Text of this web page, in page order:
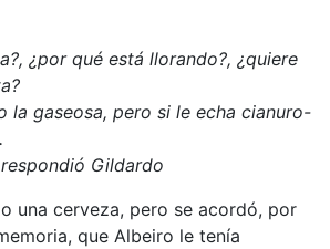
¿por qué está llorando?, ¿quiere
la gaseosa, pero si le echa cianuro-
Gildardo
una cerveza, pero se acordó, por
que Albeiro le tenía